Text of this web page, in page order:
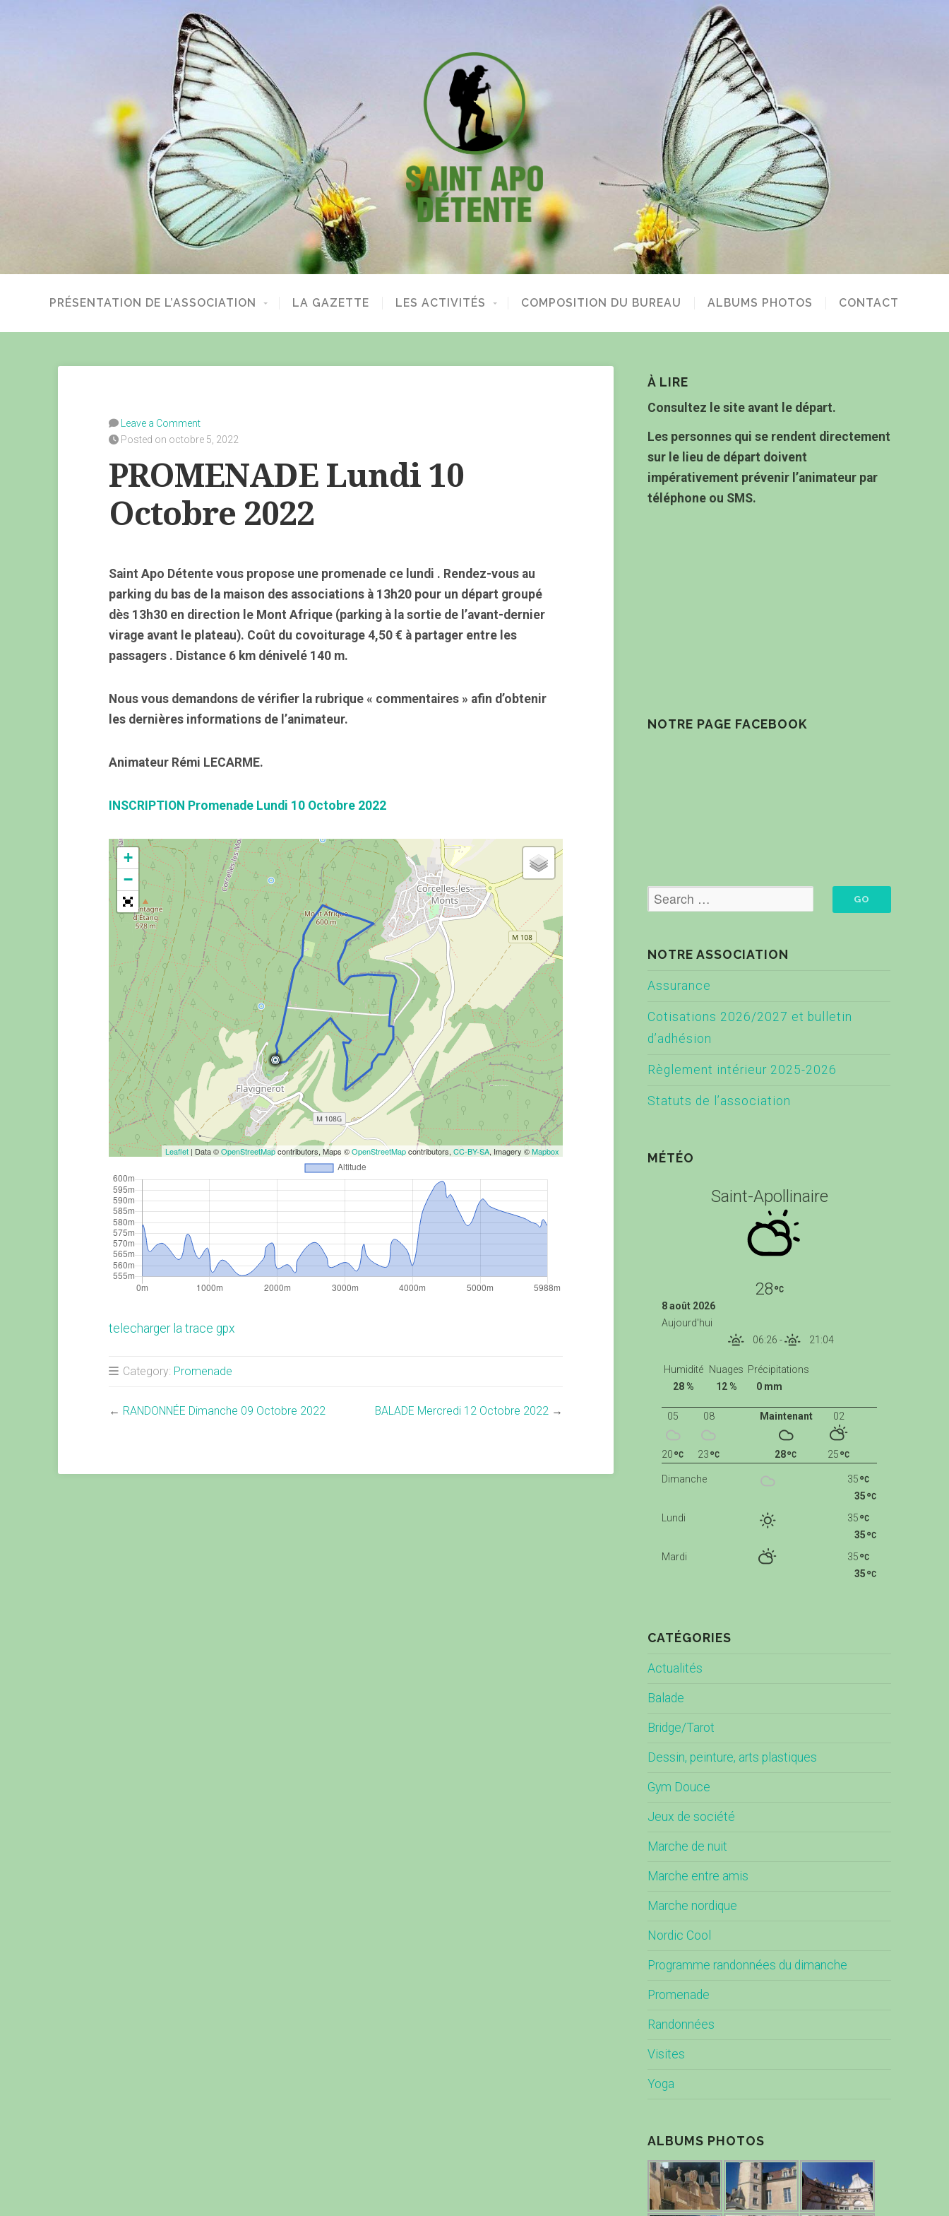
PRÉSENTATION DE L’ASSOCIATION LA GAZETTE LES ACTIVITÉS COMPOSITION DU BUREAU ALBUMS PHOTOS CONTACT
Leave a Comment
Posted on octobre 5, 2022
PROMENADE Lundi 10
Octobre 2022
Saint Apo Détente vous propose une promenade ce lundi . Rendez-vous au
parking du bas de la maison des associations à 13h20 pour un départ groupé
dès 13h30 en direction le Mont Afrique (parking à la sortie de l’avant-dernier
virage avant le plateau). Coût du covoiturage 4,50 € à partager entre les
passagers . Distance 6 km dénivelé 140 m.
Nous vous demandons de vérifier la rubrique « commentaires » afin d’obtenir
les dernières informations de l’animateur.
Animateur Rémi LECARME.
INSCRIPTION Promenade Lundi 10 Octobre 2022
+
−
Leaflet | Data ©OpenStreetMapcontributors, Maps ©OpenStreetMapcontributors,CC-BY-SA, Imagery ©Mapbox
telecharger la trace gpx
Category: Promenade
← RANDONNÉE Dimanche 09 Octobre 2022 BALADE Mercredi 12 Octobre 2022 →
À LIRE
Consultez le site avant le départ.
Les personnes qui se rendent directement
sur le lieu de départ doivent
impérativement prévenir l’animateur par
téléphone ou SMS.
NOTRE PAGE FACEBOOK
NOTRE ASSOCIATION
Assurance
Cotisations 2026/2027 et bulletin
d’adhésion
Règlement intérieur 2025-2026
Statuts de l’association
MÉTÉO
Saint-Apollinaire
28
8 août 2026
Aujourd'hui
06:26 - 21:04
Humidité
28 %
Nuages
12 %
Précipitations
0 mm
Maintenant
28
02
25
05
20
08
23
Dimanche
35
35
Lundi
35
35
Mardi
35
35
CATÉGORIES
Actualités
Balade
Bridge/Tarot
Dessin, peinture, arts plastiques
Gym Douce
Jeux de société
Marche de nuit
Marche entre amis
Marche nordique
Nordic Cool
Programme randonnées du dimanche
Promenade
Randonnées
Visites
Yoga
ALBUMS PHOTOS